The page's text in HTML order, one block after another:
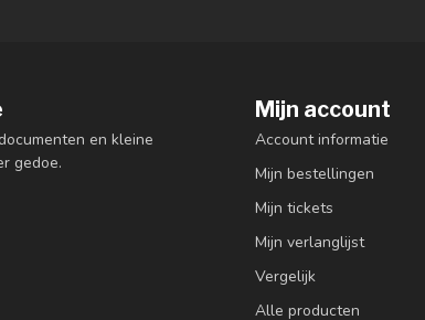
en kleine
gedoe.
Mijn account
Account informatie
Mijn bestellingen
Mijn tickets
Mijn verlanglijst
Vergelijk
Alle producten